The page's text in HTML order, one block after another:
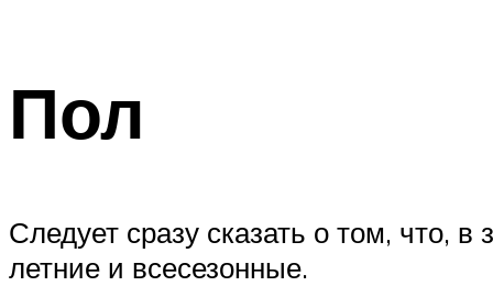
Пол
Следует сразу сказать о том, что,
летние и всесезонные.